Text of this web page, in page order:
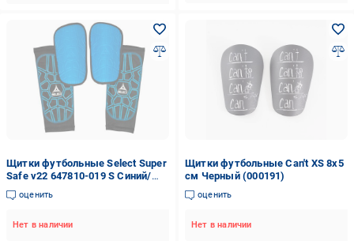
Щитки футбольные Select Super
Safe v22 647810-019 S Синий/
Черный
оценить
Нет в наличии
Щитки футбольные Can't XS 8x5
см Черный (000191)
оценить
Нет в наличии